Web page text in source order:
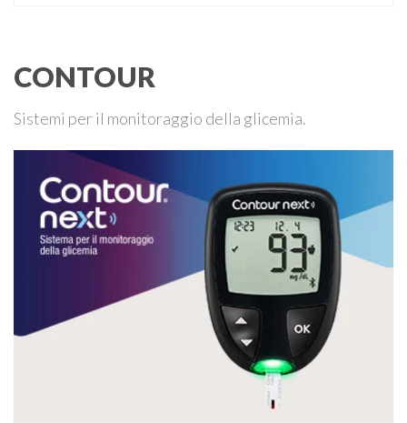
CONTOUR
Sistemi per il monitoraggio della glicemia.